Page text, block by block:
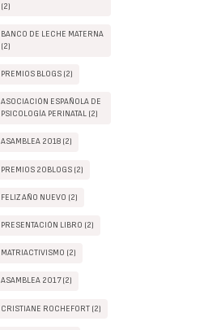
(2)
BANCO DE LECHE MATERNA
(2)
PREMIOS BLOGS (2)
ASOCIACIÓN ESPAÑOLA DE
PSICOLOGÍA PERINATAL (2)
ASAMBLEA 2018 (2)
PREMIOS 20BLOGS (2)
FELIZ AÑO NUEVO (2)
PRESENTACIÓN LIBRO (2)
MATRIACTIVISMO (2)
ASAMBLEA 2017 (2)
CRISTIANE ROCHEFORT (2)